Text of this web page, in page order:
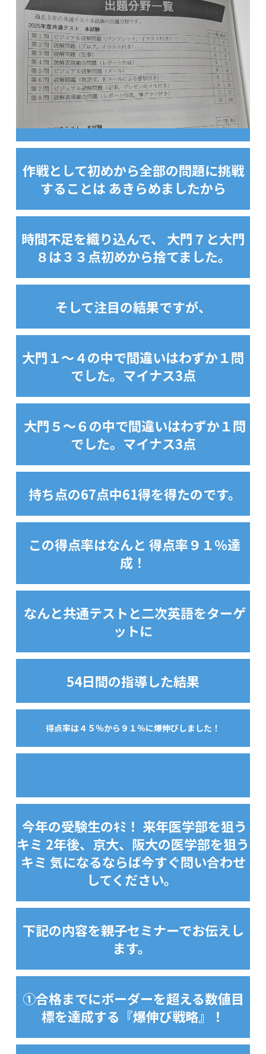
作戦として初めから全部の問題に挑戦
することは あきらめましたから
時間不足を織り込んで、 大門７と大門
８は３３点初めから捨てました。
そして注目の結果ですが、
大門１～４の中で間違いはわずか１問
でした。マイナス3点
大門５～６の中で間違いはわずか１問
でした。マイナス3点
持ち点の67点中61得を得たのです。
この得点率はなんと 得点率９１％達
成！
なんと共通テストと二次英語をターゲ
ットに
54日間の指導した結果
得点率は４５％から９１％に爆伸びしました！
今年の受験生のｷﾐ！ 来年医学部を狙う
キミ 2年後、京大、阪大の医学部を狙う
キミ 気になるならば今すぐ問い合わせ
してください。
下記の内容を親子セミナーでお伝えし
ます。
①合格までにボーダーを超える数値目
標を達成する『爆伸び戦略』！